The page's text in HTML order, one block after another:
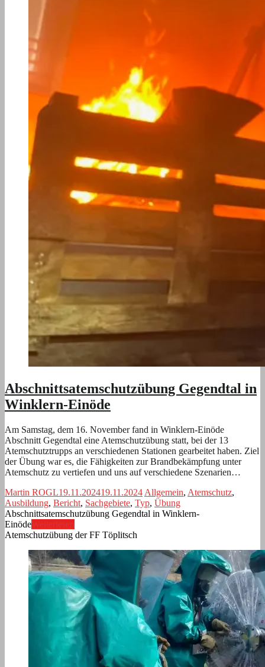
Abschnittsatemschutzübung Gegendtal in
Winklern-Einöde
Am Samstag, dem 16. November fand in Winklern-Einöde
Abschnitt Gegendtal eine Atemschutzübung statt, bei der 13
Atemschutztrupps an verschiedenen Stationen gearbeitet haben. Ziel
der Übung war es, die Fähigkeiten zur Brandbekämpfung unter
Atemschutz zu vertiefen und uns auf verschiedene Szenarien…
Martin ROGL19.11.202419.11.2024 Allgemein, Atemschutz,
Ausbildung, Bericht, Sachgebiete, Typ, Übung
Abschnittsatemschutzübung Gegendtal in Winklern-
Einöde
Atemschutzübung der FF Töplitsch